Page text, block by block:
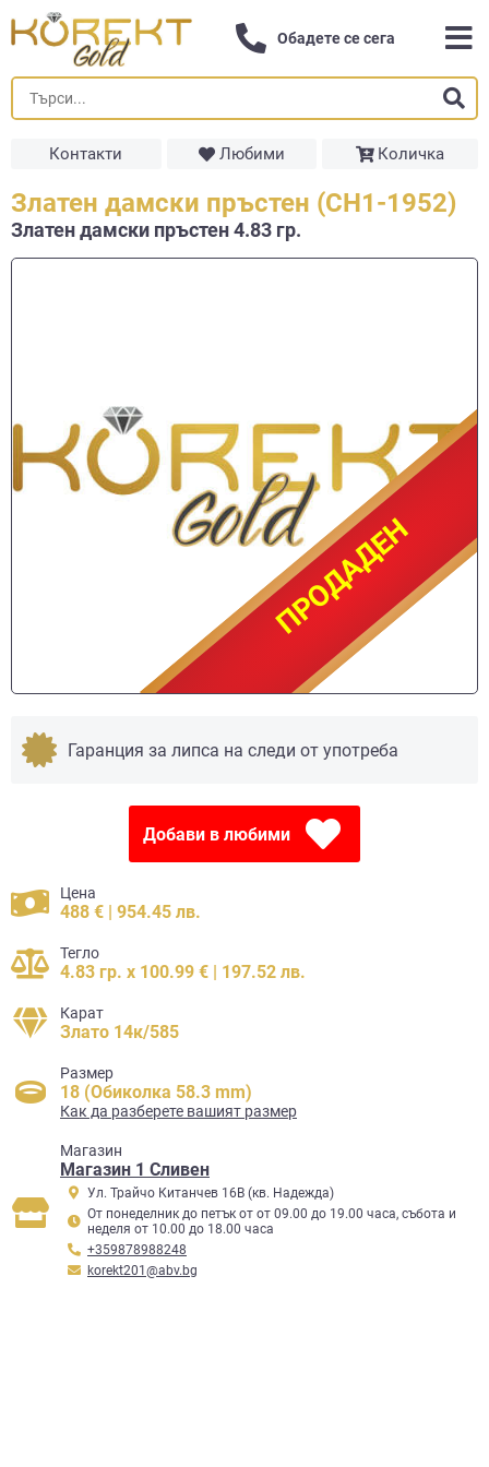
Обадете се сега
Контакти Любими Количка
Златен дамски пръстен (СН1-1952)
Златен дамски пръстен 4.83 гр.
ПРОДАДЕН
ПРОДАДЕН
Гаранция за липса на следи от употреба
Добави в любими
Цена
488 € | 954.45 лв.
Тегло
4.83 гр. x 100.99 € | 197.52 лв.
Карат
Злато 14к/585
Размер
18 (Обиколка 58.3 mm)
Как да разберете вашият размер
Mагазин
Магазин 1 Сливен
Ул. Трайчо Китанчев 16В (кв. Надежда)
От понеделник до петък от от 09.00 до 19.00 часа, събота и
неделя от 10.00 до 18.00 часа
+359878988248
korekt201@abv.bg